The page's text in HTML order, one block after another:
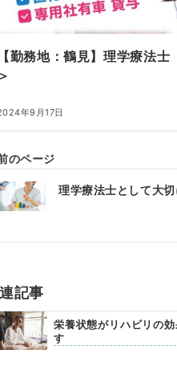
【勤務地：鶴見】理学療法
＞
年9月17日
のページ
理学療法士として大
記事
栄養状態がリハビリの
す